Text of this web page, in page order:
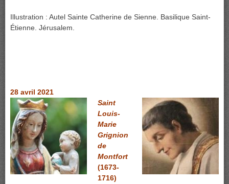
Illustration : Autel Sainte Catherine de Sienne. Basilique Saint-
Étienne. Jérusalem.
28 avril 2021
Saint
Louis-
Marie
Grignion
de
Montfort
(1673-
1716)